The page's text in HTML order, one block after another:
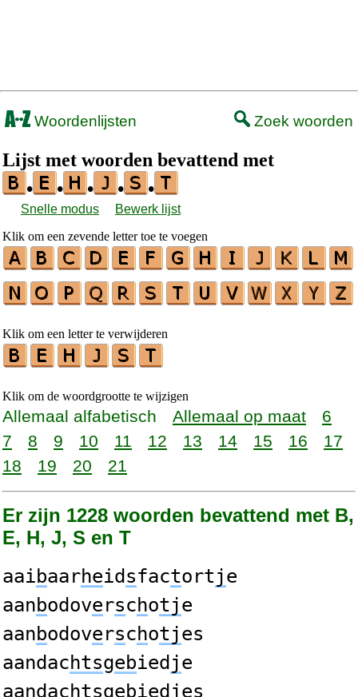
Woordenlijsten Zoek woorden
Lijst met woorden bevattend met
•
• • • •
Snelle modus
Bewerk lijst
Klik om een zevende letter toe te voegen
Klik om een letter te verwijderen
Klik om de woordgrootte te wijzigen
Allemaal alfabetisch Allemaal op maat
6
7
8 9 10 11 12 13 14 15 16
17
18
19 20 21
Er zijn 1228 woorden bevattend met B,
E, H, J, S en T
aaibaarheid sfactortje
aanbodoverschotje
aanbodoverschotjes
aandachtsgebied je
aandachtsgebied jes